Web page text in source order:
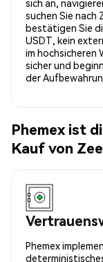
sich an,
suchen Sie nach
bestätigen Sie
USDT, kein
im hochsicheren
sicher und
der
Phemex ist
Kauf von
Phemex